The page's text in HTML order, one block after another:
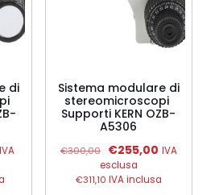
di

IVA
Sistema modulare di
stereomicroscopi 
Supporti KERN OZB-
A5306
€300,00
Il
prezzo
originale
€255,00Il
attuale
IVA
esclusa
€311,10 IVA inclusa